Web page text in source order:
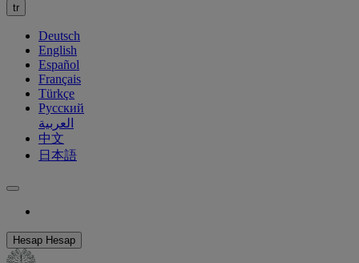
tr
Deutsch
English
Español
Français
Türkçe
Русский
العربية
中文
日本語
Hesap Hesap